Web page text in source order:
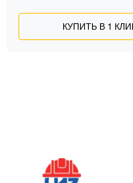
КУПИТЬ В 1